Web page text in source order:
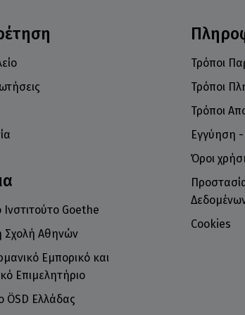
Ινστιτούτο Goethe
Σχολή Αθηνών
Εμπορικό και
Επιμελητήριο
ÖSD Ελλάδας
Τρόποι
Τρόποι
Τρόποι
Εγγύηση
Όροι
Cookies